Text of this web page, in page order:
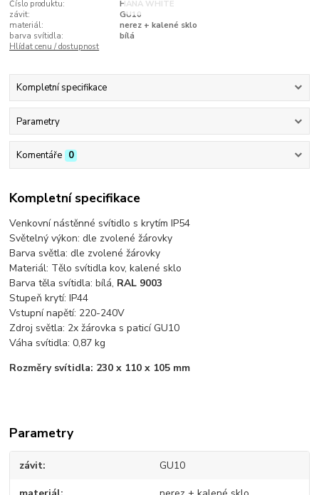
Číslo produktu:
HANA WHITE
závit:
GU10
materiál:
nerez + kalené sklo
barva svítidla:
bílá
Hlídat cenu / dostupnost
Kompletní specifikace
Parametry
Komentáře 0
Kompletní specifikace
Venkovní nástěnné svítidlo s krytím IP54
Světelný výkon: dle zvolené žárovky
Barva světla: dle zvolené žárovky
Materiál: Tělo svítidla kov, kalené sklo
Barva těla svítidla: bílá, RAL 9003
Stupeň krytí: IP44
Vstupní napětí: 220-240V
Zdroj světla: 2x žárovka s paticí GU10
Váha svítidla: 0,87 kg
Rozměry svítidla: 230 x 110 x 105 mm
Parametry
závit GU10